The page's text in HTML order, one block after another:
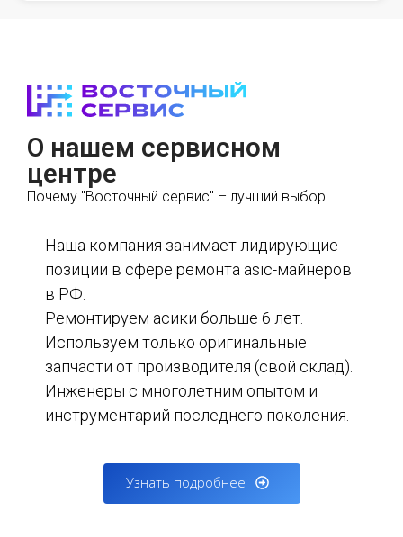
О нашем сервисном
центре
Почему "Восточный сервис" – лучший выбор
Наша компания занимает лидирующие
позиции в сфере ремонта asic-майнеров
в РФ.
Ремонтируем асики больше 6 лет.
Используем только оригинальные
запчасти от производителя (свой склад).
Инженеры с многолетним опытом и
инструментарий последнего поколения.
Узнать подробнее